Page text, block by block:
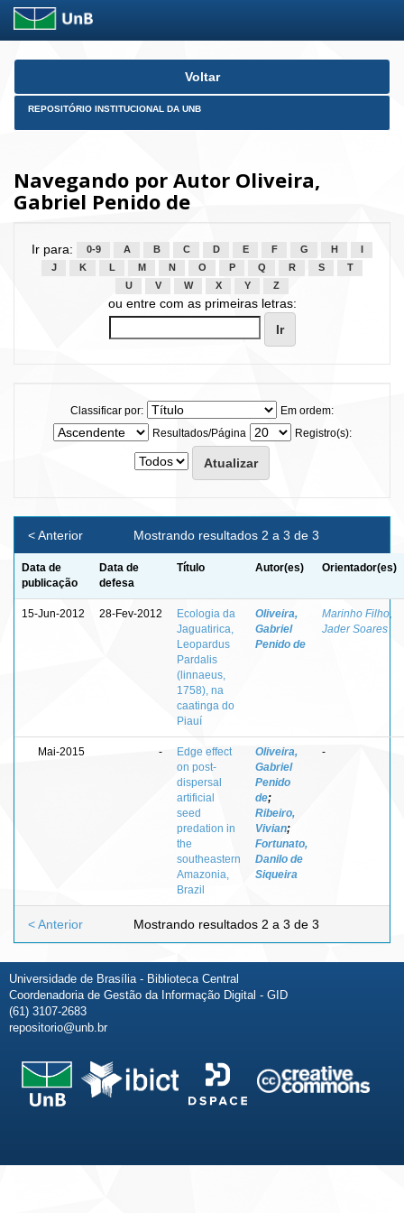
Skip
Voltar
REPOSITÓRIO INSTITUCIONAL DA UNB
Navegando por Autor Oliveira,
Gabriel Penido de
Ir para: 0-9 A B C D E F G H
J
K L M N O P Q R S
T
U
V W X Y Z
ou entre com as primeiras letras:
Classificar por:
Em ordem:
Resultados/Página
Registro(s):
Mostrando resultados 2 a 3 de 3
< Anterior
Data de
publicação
Data de
defesa
Título Autor(es) Orientador(es)
15-Jun-2012 28-Fev-2012
Ecologia da
Jaguatirica,
Leopardus
Pardalis
(linnaeus,
1758), na
caatinga do
Piauí
Oliveira,
Gabriel
Penido de
Marinho Filho,
Jader Soares
Mai-2015 -
Edge effect
on post-
dispersal
artificial
seed
predation in
the
southeastern
Amazonia,
Brazil
Oliveira,
Gabriel
Penido
de;
Ribeiro,
Vivian;
Fortunato,
Danilo de
Siqueira
-
Mostrando resultados 2 a 3 de 3
< Anterior
Universidade de Brasília - Biblioteca Central
Coordenadoria de Gestão da Informação Digital - GID
(61) 3107-2683
repositorio@unb.br